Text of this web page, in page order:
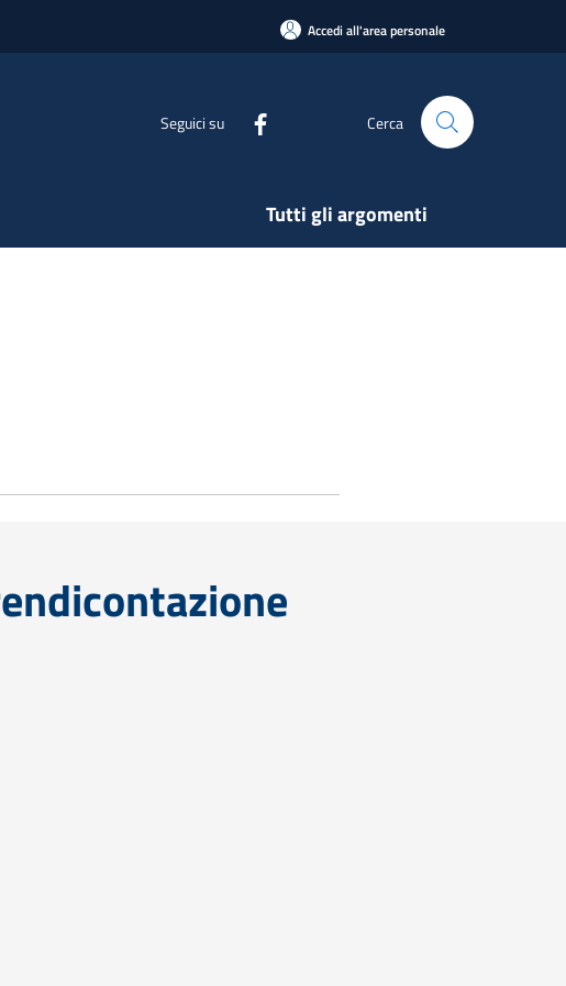
Accedi all'area personale
Seguici su Cerca
Tutti gli argomenti